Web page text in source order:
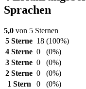
Sprachen
5,0 von 5 Sternen
5 Sterne 18 (100%)
4 Sterne 0
(0%)
3 Sterne 0
(0%)
2 Sterne 0
(0%)
1 Stern
0 (0%)